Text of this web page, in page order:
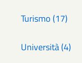
Turismo (17)
Università (4)